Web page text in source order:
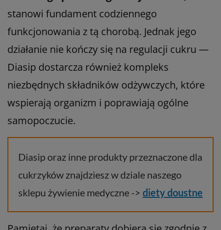
stanowi fundament codziennego
funkcjonowania z tą chorobą. Jednak jego
działanie nie kończy się na regulacji cukru —
Diasip dostarcza również kompleks
niezbędnych składników odżywczych, które
wspierają organizm i poprawiają ogólne
samopoczucie.
Diasip oraz inne produkty przeznaczone dla
cukrzyków znajdziesz w dziale naszego
sklepu żywienie medyczne -> diety doustne